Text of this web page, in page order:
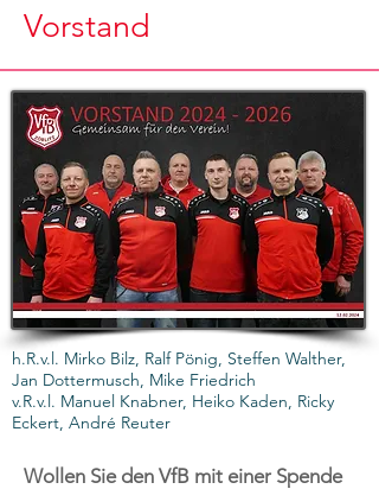
Vorstand
h.R.v.l. Mirko Bilz, Ralf Pönig, Steffen Walther,
Jan Dottermusch, Mike Friedrich
v.R.v.l. Manuel Knabner, Heiko Kaden, Ricky
Eckert, André Reuter
Wollen Sie den VfB mit einer Spende